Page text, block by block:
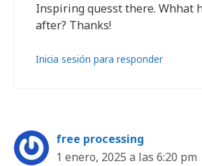
Inspiring quesst there. Whhat
after? Thanks!
Inicia sesión para responder
free processing
1 enero, 2025 a las 6:20 pm